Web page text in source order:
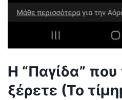
Η “Παγίδα”
ξέρετε (Το